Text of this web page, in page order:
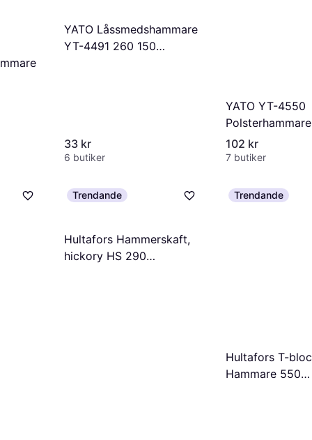
YATO Låssmedshammare
YT-4491 260 150
33 kr
6 butiker
YATO YT-4550
Polsterhammare
102 kr
7 butiker
Trendande
Hultafors Hammerskaft,
hickory HS 290
Trendande
Hultafors T-
Hammare 550